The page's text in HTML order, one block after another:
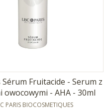
Sérum Fruitacide - Serum z
owocowymi - AHA - 30ml
PARIS BIOCOSMETIQUES